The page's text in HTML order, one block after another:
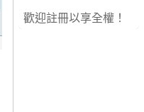
歡迎註冊以享全權！